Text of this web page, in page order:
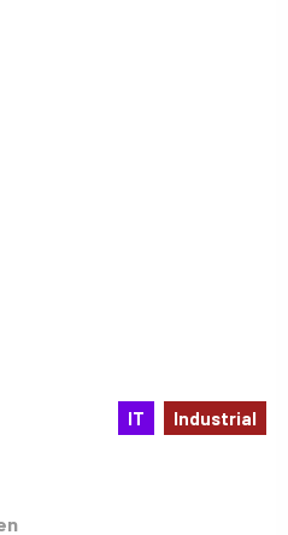
IT Industrial